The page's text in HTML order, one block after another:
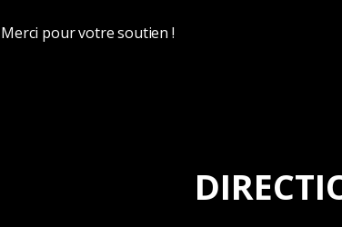
Merci pour votre soutien !